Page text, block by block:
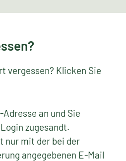
vergessen? Klicken Sie
an und Sie
zugesandt.
nur mit der bei der
angegebenen E-Mail